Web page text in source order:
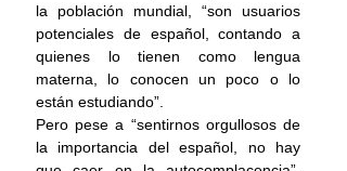
la población mundial, “son usuarios
potenciales de español, contando a
quienes lo tienen como lengua
materna, lo conocen un poco o lo
están estudiando”.
Pero pese a “sentirnos orgullosos de
la importancia del español, no hay